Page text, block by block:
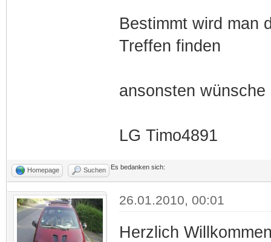
Bestimmt wird man
Treffen finden
ansonsten
LG Timo4891
Homepage Suchen Es bedanken sich:
26.01.2010, 00:01
Herzlich